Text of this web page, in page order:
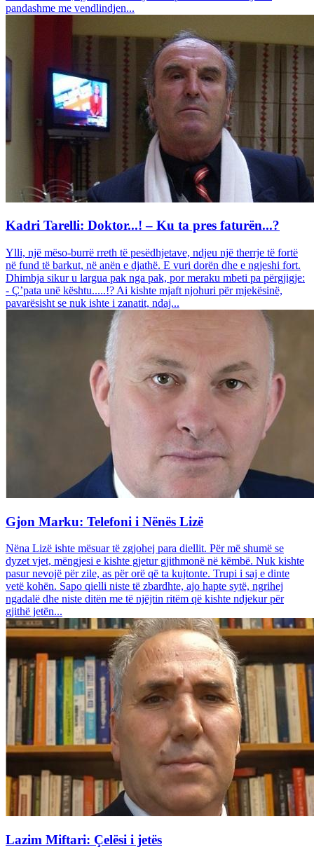
pandashme me vendlindjen...
Kadri Tarelli: Doktor...! – Ku ta pres faturën...?
Ylli, një mëso-burrë rreth të pesëdhjetave, ndjeu një therrje të fortë
në fund të barkut, në anën e djathë. E vuri dorën dhe e ngjeshi fort.
Dhimbja sikur u largua pak nga pak, por meraku mbeti pa përgjigje:
- Ç’pata unë kështu.....!? Ai kishte mjaft njohuri për mjekësinë,
pavarësisht se nuk ishte i zanatit, ndaj...
Gjon Marku: Telefoni i Nënës Lizë
Nëna Lizë ishte mësuar të zgjohej para diellit. Për më shumë se
dyzet vjet, mëngjesi e kishte gjetur gjithmonë në këmbë. Nuk kishte
pasur nevojë për zile, as për orë që ta kujtonte. Trupi i saj e dinte
vetë kohën. Sapo qielli niste të zbardhte, ajo hapte sytë, ngrihej
ngadalë dhe niste ditën me të njëjtin ritëm që kishte ndjekur për
gjithë jetën...
Lazim Miftari: Çelësi i jetës